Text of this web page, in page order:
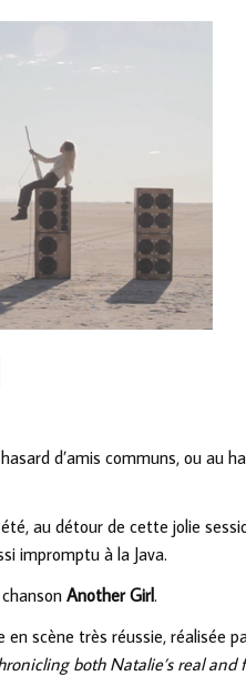
d’amis communs, ou au
au détour de cette jolie
impromptu à la Java.
Another Girl.
scène très réussie, réalisée
both Natalie’s real